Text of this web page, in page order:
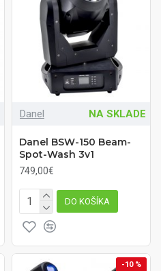
Danel NA SKLADE
Danel BSW-150 Beam-
Spot-Wash 3v1
749,00€
DO KOŠÍKA
-10 %